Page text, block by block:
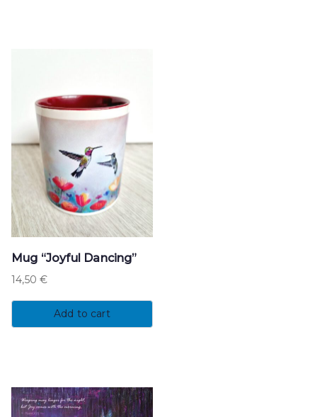
Mug “Joyful Dancing”
14,50€
Add to cart